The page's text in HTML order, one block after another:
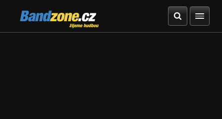
Bandzone.cz
žijeme hudbou